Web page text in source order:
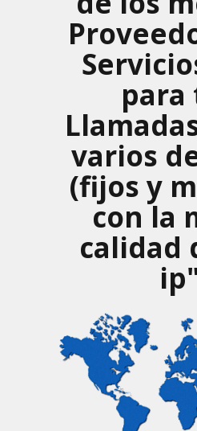
para
varios
(fijos y
con la
calidad